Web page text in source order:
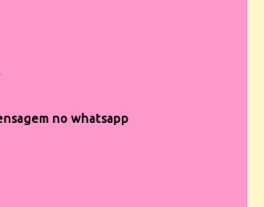
no whatsapp